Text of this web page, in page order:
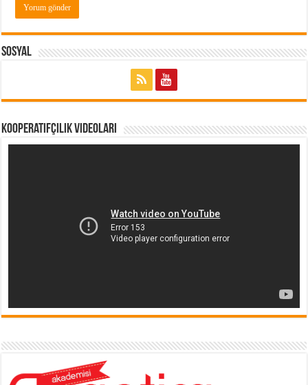
Sosyal
Kooperatifçilik Videoları